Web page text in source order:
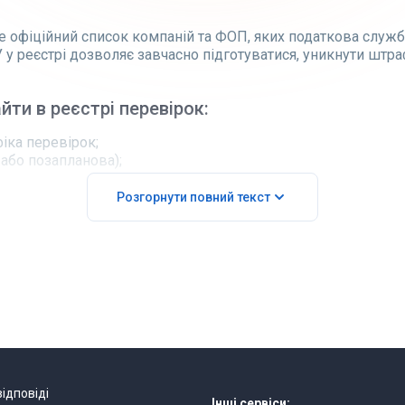
офіційний список компаній та ФОП, яких податкова
дозволяє завчасно підготуватися, уникнути
в реєстрі перевірок:
перевірок;
позапланова);
податкових перевірок онлайн:
Розгорнути повний текст